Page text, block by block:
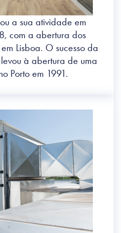
a sua atividade em
com a abertura dos
Lisboa. O sucesso da
à abertura de uma
Porto em 1991.